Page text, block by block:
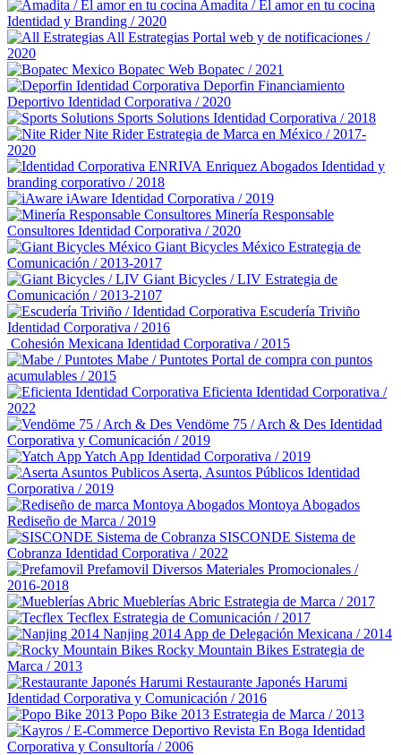
Amadita / El amor en tu cocina
Identidad y Branding / 2020
All Estrategias Portal web y de notificaciones /
2020
Bopatec Web Bopatec / 2021
Deporfin Financiamiento
Deportivo Identidad Corporativa / 2020
Sports Solutions Identidad Corporativa / 2018
Nite Rider Estrategia de Marca en México / 2017-
2020
Enriquez Abogados Identidad y
branding corporativo / 2018
iAware Identidad Corporativa / 2019
Minería Responsable
Consultores Identidad Corporativa / 2020
Giant Bicycles México Estrategia de
Comunicación / 2013-2017
Giant Bicycles / LIV Estrategia de
Comunicación / 2013-2107
Escudería Triviño
Identidad Corporativa / 2016
Cohesión Mexicana Identidad Corporativa / 2015
Mabe / Puntotes Portal de compra con puntos
acumulables / 2015
Eficienta Identidad Corporativa /
2022
Vendöme 75 / Arch & Des Identidad
Corporativa y Comunicación / 2019
Yatch App Identidad Corporativa / 2019
Aserta, Asuntos Públicos Identidad
Corporativa / 2019
Montoya Abogados
Rediseño de Marca / 2019
SISCONDE Sistema de
Cobranza Identidad Corporativa / 2022
Prefamovil Diversos Materiales Promocionales /
2016-2018
Mueblerías Abric Estrategia de Marca / 2017
Tecflex Estrategia de Comunicación / 2017
Nanjing 2014 App de Delegación Mexicana / 2014
Rocky Mountain Bikes Estrategia de
Marca / 2013
Restaurante Japonés Harumi
Identidad Corporativa y Comunicación / 2016
Popo Bike 2013 Estrategia de Marca / 2013
Revista En Boga Identidad
Corporativa y Consultoría / 2006